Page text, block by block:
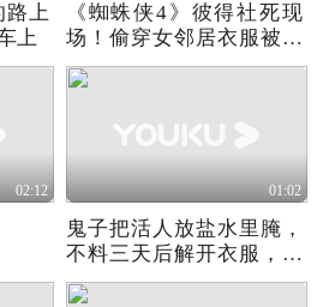
路上
上
《蜘蛛侠4》彼得社死现
场！偷穿女邻居衣服被发
现，匆忙逃出电梯
02:12 01:02
鬼子把活人放盐水里腌，
不料三天后解开衣服，直
接吓傻所有鬼子